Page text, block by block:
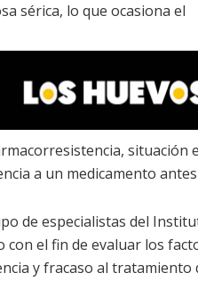
sérica, lo que ocasiona el
situación
a un medicamento antes
de especialistas del
con el fin de evaluar los
y fracaso al